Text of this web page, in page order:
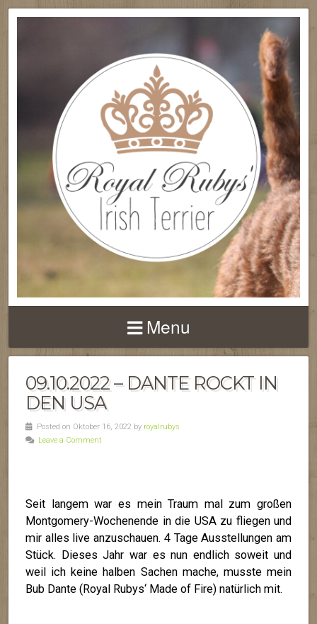
Menu
09.10.2022 – DANTE ROCKT IN
DEN USA
Posted on Oktober 16, 2022 by royalrubys
Leave a Comment
Seit langem war es mein Traum mal zum großen
Montgomery-Wochenende in die USA zu fliegen und
mir alles live anzuschauen. 4 Tage Ausstellungen am
Stück. Dieses Jahr war es nun endlich soweit und
weil ich keine halben Sachen mache, musste mein
Bub Dante (Royal Rubys‘ Made of Fire) natürlich mit.